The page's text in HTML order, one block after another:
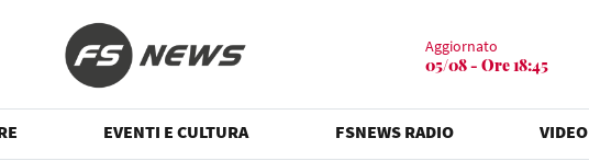
Aggiornato
05/08 - Ore 18:45
EVENTI E CULTURA FSNEWS RADIO VIDEO